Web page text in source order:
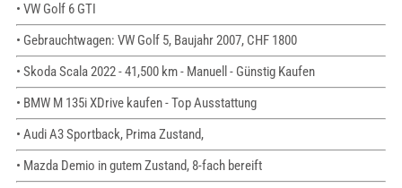
• VW Golf 6 GTI
• Gebrauchtwagen: VW Golf 5, Baujahr 2007, CHF 1800
• Skoda Scala 2022 - 41,500 km - Manuell - Günstig Kaufen
• BMW M 135i XDrive kaufen - Top Ausstattung
• Audi A3 Sportback, Prima Zustand,
• Mazda Demio in gutem Zustand, 8-fach bereift